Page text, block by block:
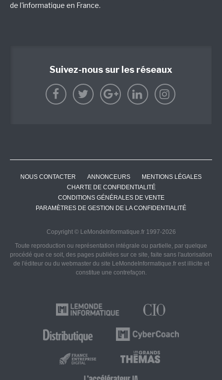
de l'informatique en France.
Suivez-nous sur les réseaux
NOUS CONTACTER ANNONCEURS
MENTIONS LÉGALES
CHARTE DE CONFIDENTIALITÉ
CONDITIONS GÉNÉRALES DE VENTE
PARAMÈTRES DE GESTION DE LA CONFIDENTIALITÉ
Copyright © LeMondeInformatique.fr 1997-2026
Toute reproduction ou représentation intégrale ou partielle, par quelque
procédé que ce soit, des pages publiées sur ce site, faite sans l'autorisation
de l'éditeur ou du webmaster du site LeMondeInformatique.fr est illicite et
constitue une contrefaçon.